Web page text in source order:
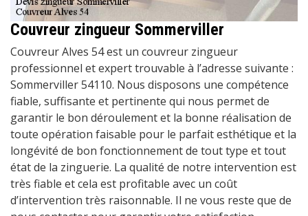
Couvreur zingueur Sommerviller
Couvreur Alves 54 est un couvreur zingueur
professionnel et expert trouvable à l’adresse suivante :
Sommerviller 54110. Nous disposons une compétence
fiable, suffisante et pertinente qui nous permet de
garantir le bon déroulement et la bonne réalisation de
toute opération faisable pour le parfait esthétique et la
longévité de bon fonctionnement de tout type et tout
état de la zinguerie. La qualité de notre intervention est
très fiable et cela est profitable avec un coût
d’intervention très raisonnable. Il ne vous reste que de